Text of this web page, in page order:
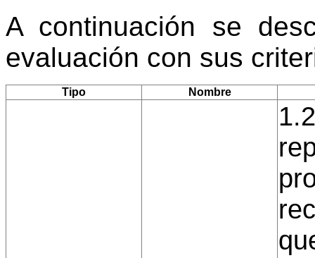
A continuación se
evaluación con sus
Tipo Nombre